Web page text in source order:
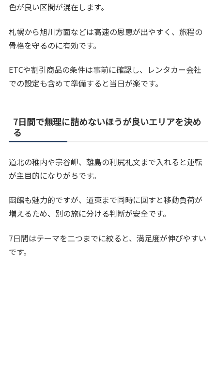
色が良い区間が混在します。
札幌から旭川方面などは高速の恩恵が出やすく、旅程の
骨格を守るのに有効です。
ETCや割引商品の条件は事前に確認し、レンタカー会社
での設定も含めて準備すると当日が楽です。
7日間で無理に詰めないほうが良いエリアを決め
る
道北の稚内や宗谷岬、離島の利尻礼文まで入れると運転
が主目的になりがちです。
函館も魅力的ですが、道東まで同時に回すと移動負荷が
増えるため、別の旅に分ける判断が安全です。
7日間はテーマを二つまでに絞ると、満足度が伸びやすい
です。